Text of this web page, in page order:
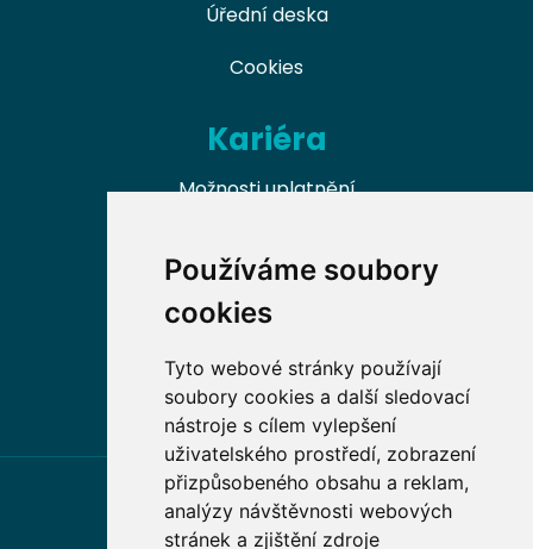
Používáme soubory
cookies
Tyto webové stránky používají
soubory cookies a další sledovací
nástroje s cílem vylepšení
uživatelského prostředí, zobrazení
přizpůsobeného obsahu a reklam,
analýzy návštěvnosti webových
stránek a zjištění zdroje
Úřední deska
Cookies
Kariéra
Možnosti uplatnění
Nabídky práce v oboru